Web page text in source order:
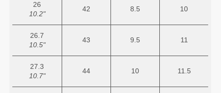
26
10.2"
42 8.5 10
26.7
10.5"
43 9.5 11
27.3
10.7"
44 10 11.5